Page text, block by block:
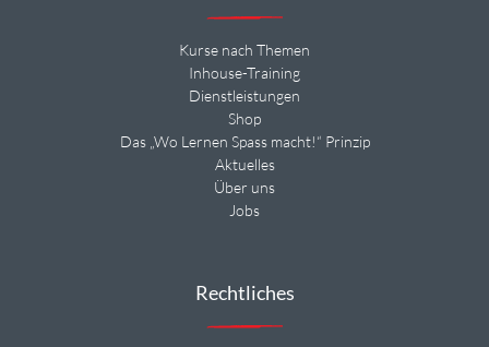
Kurse nach Themen
Inhouse-Training
Dienstleistungen
Shop
Das „Wo Lernen Spass macht!“ Prinzip
Aktuelles
Über uns
Jobs
Rechtliches